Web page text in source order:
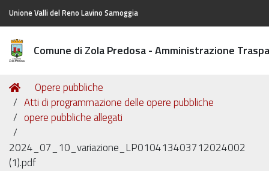
Unione Valli del Reno Lavino Samoggia
Comune di Zola Predosa - Amministrazione
Tu
sei
qui:
Home
Opere pubbliche
Atti di programmazione delle opere pubbliche
opere pubbliche allegati
2024_07_10_variazione_LP010413403712024002
(1).pdf